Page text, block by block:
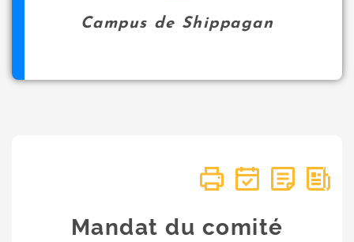
Campus de Shippagan
Mandat du comité